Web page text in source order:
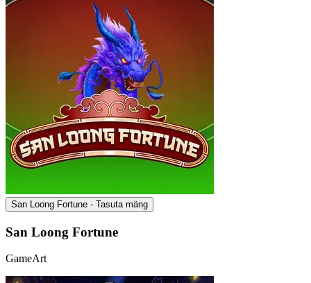
San Loong Fortune - Tasuta mäng
San Loong Fortune
GameArt